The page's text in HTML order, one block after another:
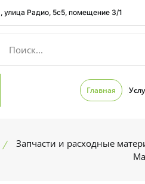
улица Радио, 5с5, помещение 3/1
Главная
Запчасти и расходные